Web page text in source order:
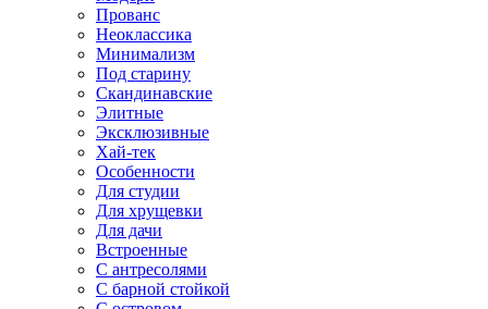
Прованс
Неоклассика
Минимализм
Под старину
Скандинавские
Элитные
Эксклюзивные
Хай-тек
Особенности
Для студии
Для хрущевки
Для дачи
Встроенные
С антресолями
С барной стойкой